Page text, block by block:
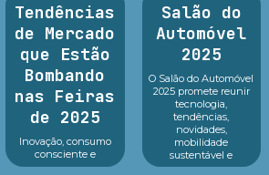
Tendências
de Mercado
que Estão
Bombando
nas Feiras
de 2025
Inovação, consumo
consciente e
tecnologia no centro
Salão do
Automóvel
2025
O Salão do Automóvel
2025 promete reunir
tecnologia,
tendências,
novidades,
mobilidade
sustentável e
inovação em um só